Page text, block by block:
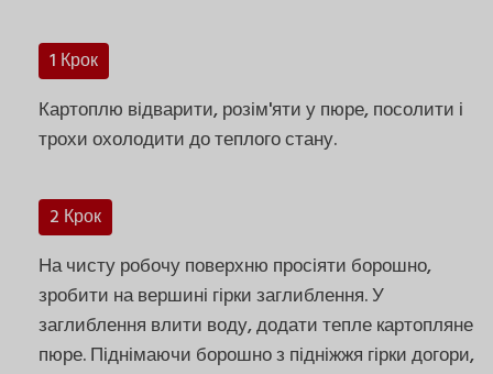
1 Крок
Картоплю відварити, розім'яти у пюре, посолити і
трохи охолодити до теплого стану.
2 Крок
На чисту робочу поверхню просіяти борошно,
зробити на вершині гірки заглиблення. У
заглиблення влити воду, додати тепле картопляне
пюре. Піднімаючи борошно з підніжжя гірки догори,